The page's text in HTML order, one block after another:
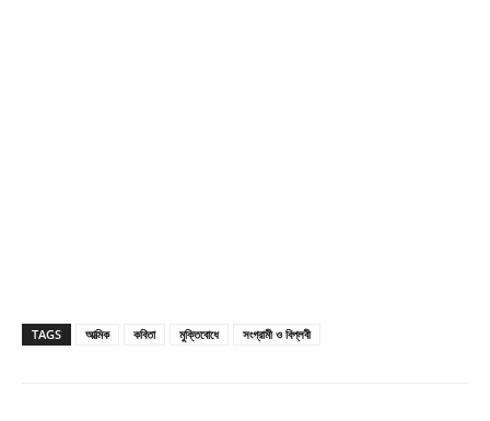
TAGS আত্মিক কবিতা মুক্তিবোধে সংগ্রামী ও বিপ্লবী